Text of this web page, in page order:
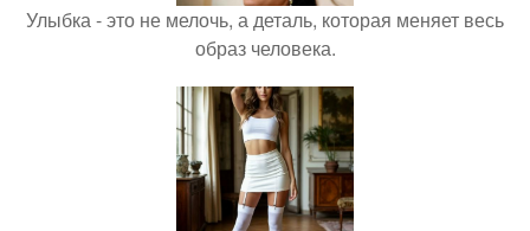
Улыбка - это не мелочь, а деталь, которая меняет весь
образ человека.